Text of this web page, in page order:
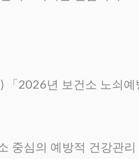
「2026년 보건소 노쇠
중심의 예방적 건강관